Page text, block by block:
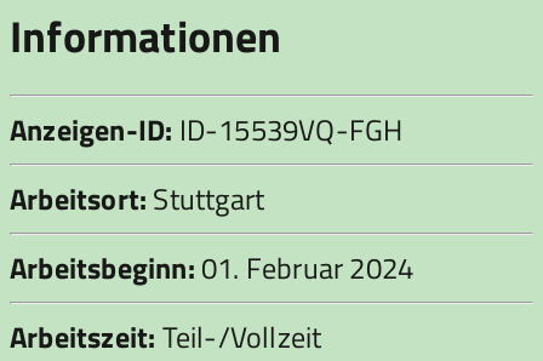
Informationen
Anzeigen-ID: ID-15539VQ-FGH
Arbeitsort:Stuttgart
Arbeitsbeginn:01. Februar 2024
Arbeitszeit:Teil-/Vollzeit